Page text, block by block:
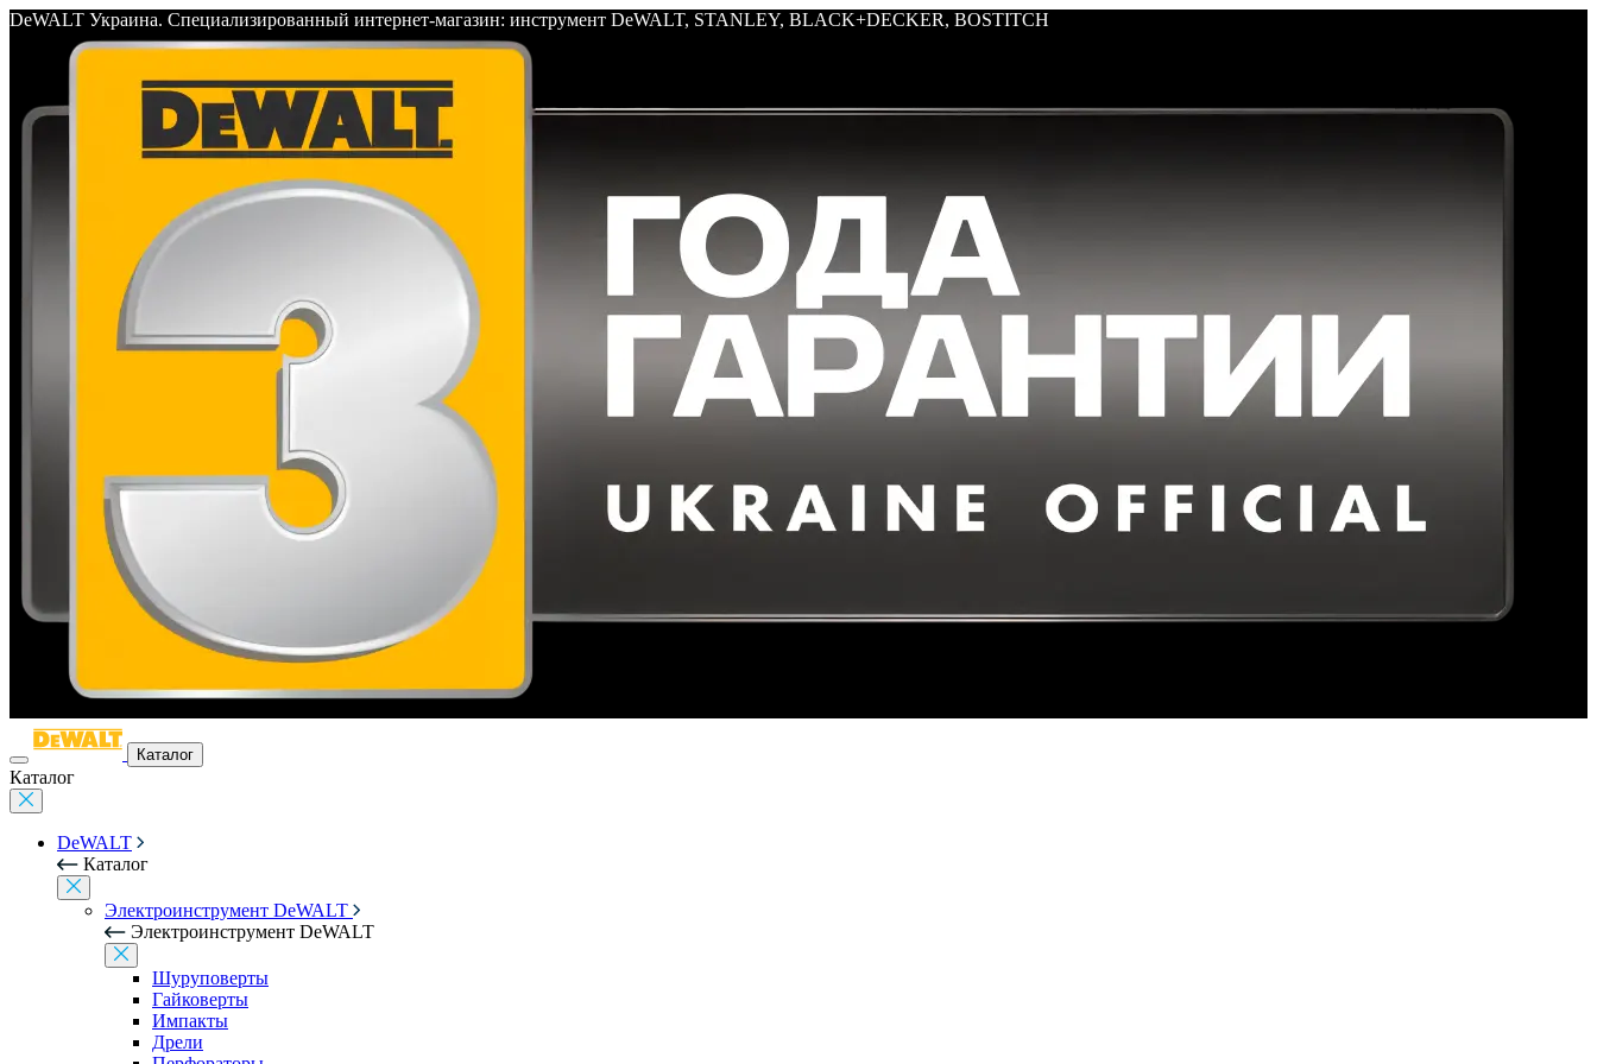
DeWALT Украина. Специализированный интернет-магазин: инструмент DeWALT, STANLEY, BLACK+DECKER, BOSTITCH
Каталог
Каталог
DeWALT
Каталог
Электроинструмент DeWALT
Электроинструмент DeWALT
Шуруповерты
Гайковерты
Импакты
Дрели